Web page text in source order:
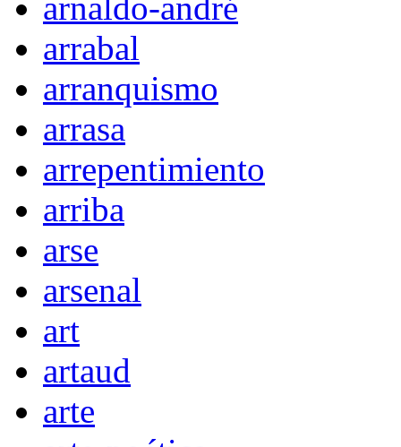
arnaldo-andré
arrabal
arranquismo
arrasa
arrepentimiento
arriba
arse
arsenal
art
artaud
arte